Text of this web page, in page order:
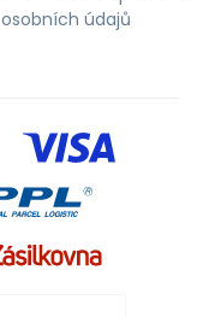
osobních údajů